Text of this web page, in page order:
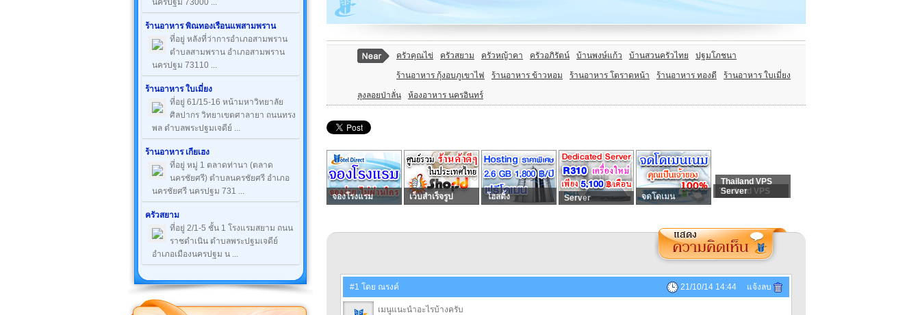
นครปฐม 73000 ...
ร้านอาหาร พิณทองเรือนแพสามพราน
ที่อยู่ หลังที่ว่าการอำเภอสามพราน
ตำบลสามพราน อำเภอสามพราน
นครปฐม 73110 ...
ร้านอาหาร ใบเมี่ยง
ที่อยู่ 61/15-16 หน้ามหาวิทยาลัย
ศิลปากร วิทยาเขตศาลายา ถนนทรง
พล ตำบลพระปฐมเจดีย์ ...
ร้านอาหาร เกียเฮง
ที่อยู่ หมู่ 1 ตลาดท่านา (ตลาด
นครชัยศรี) ตำบลนครชัยศรี อำเภอ
นครชัยศรี นครปฐม 731 ...
ครัวสยาม
ที่อยู่ 2/1-5 ชั้น 1 โรงแรมสยาม ถนน
ราชดำเนิน ตำบลพระปฐมเจดีย์
อำเภอเมืองนครปฐม น ...
ครัวคุณไข่ ครัวสยาม ครัวหญ้าคา ครัวอภิรัตน์ บ้านพงษ์แก้ว บ้านสวนครัวไทย ปฐมโภชนา
ร้านอาหาร กุ้งอบภูเขาไฟ ร้านอาหาร ข้าวหอม ร้านอาหาร โตราดหน้า ร้านอาหาร ทองดี ร้านอาหาร ใบเมี่ยง
ลุงลอยป่าลั่น ห้องอาหาร นครอินทร์
จองโรงแรม เว็บสำเร็จรูป โฮสติ้ง Server จดโดเมน
Thailand VPS
Thailand VPS
Server
#1 โดย ณรงค์ 21/10/14 14:44 แจ้งลบ
เมนูแนะนำอะไรบ้างครับ